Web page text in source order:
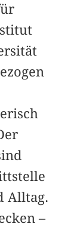
Alltag.
–